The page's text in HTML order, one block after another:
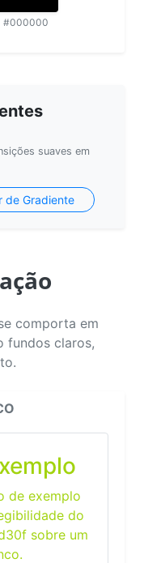
#000000
suaves em
de Gradiente
comporta em
fundos claros,
de exemplo
do
sobre um